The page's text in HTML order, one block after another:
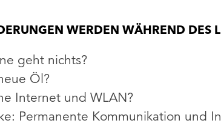
WERDEN WÄHREND DES
geht nichts?
Öl?
Internet und WLAN?
Permanente Kommunikation und